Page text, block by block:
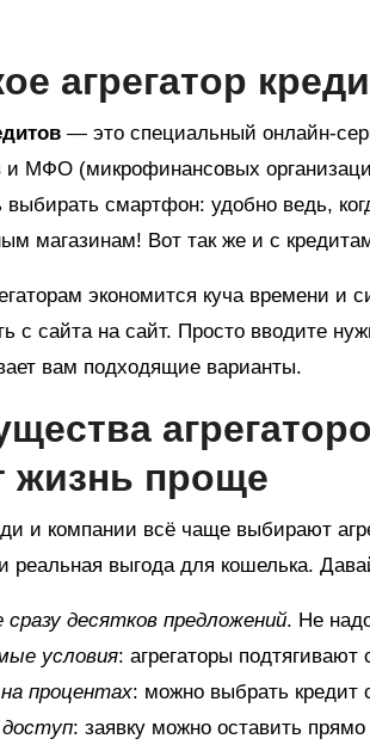
агрегатор
— это специальный онлайн-
и МФО (микрофинансовых
выбирать смартфон: удобно ведь,
магазинам! Вот так же и с
экономится куча времени
с сайта на сайт. Просто вводите
вам подходящие варианты.
жизнь проще
и компании всё чаще выбирают
реальная выгода для кошелька.
сразу десятков предложений. Не
условия: агрегаторы
процентах: можно выбрать кредит
: заявку можно оставить прямо